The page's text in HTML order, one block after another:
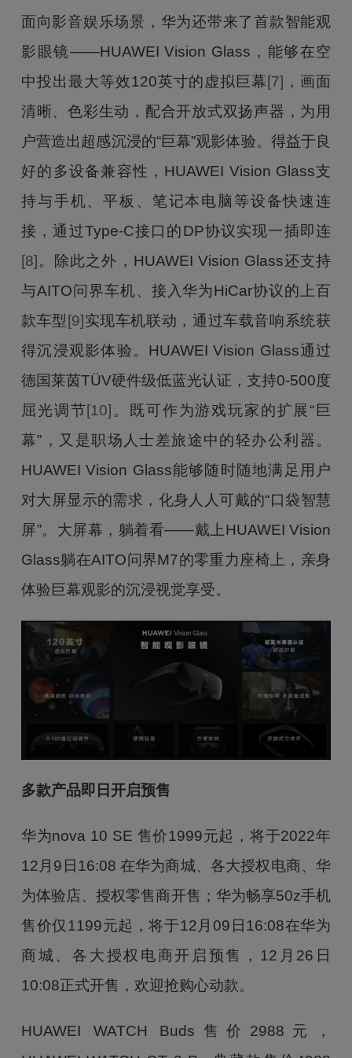
面向影音娱乐场景，华为还带来了首款智能观
影眼镜——HUAWEI Vision Glass，能够在空
中投出最大等效120英寸的虚拟巨幕 [7] ，画面
清晰、色彩生动，配合开放式双扬声器，为用
户营造出超感沉浸的“巨幕”观影体验。得益于良
好的多设备兼容性，HUAWEI Vision Glass支
持与手机、平板、笔记本电脑等设备快速连
接，通过Type-C接口的DP协议实现一插即连
[8] 。除此之外，HUAWEI Vision Glass还支持
与AITO问界车机、接入华为HiCar协议的上百
款车型 [9] 实现车机联动，通过车载音响系统获
得沉浸观影体验。HUAWEI Vision Glass通过
德国莱茵TÜV硬件级低蓝光认证，支持0-500度
屈光调节 [10] 。既可作为游戏玩家的扩展“巨
幕”，又是职场人士差旅途中的轻办公利器。
HUAWEI Vision Glass能够随时随地满足用户
对大屏显示的需求，化身人人可戴的“口袋智慧
屏”。大屏幕，躺着看——戴上HUAWEI Vision
Glass躺在AITO问界M7的零重力座椅上，亲身
体验巨幕观影的沉浸视觉享受。
多款产品即日开启预售
华为nova 10 SE 售价1999元起，将于2022年
12月9日16:08 在华为商城、各大授权电商、华
为体验店、授权零售商开售；华为畅享50z手机
售价仅1199元起，将于12月09日16:08在华为
商城、各大授权电商开启预售，12月26日
10:08正式开售，欢迎抢购心动款。
HUAWEI WATCH Buds售价2988元，